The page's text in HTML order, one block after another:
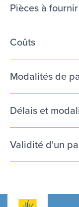
Pièces à fournir
Coûts
Modalités de
Délais et
Validité d'un